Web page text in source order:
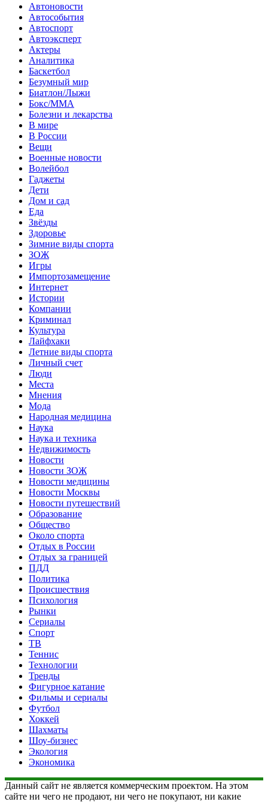
Автоновости
Автособытия
Автоспорт
Автоэксперт
Актеры
Аналитика
Баскетбол
Безумный мир
Биатлон/Лыжи
Бокс/MMA
Болезни и лекарства
В мире
В России
Вещи
Военные новости
Волейбол
Гаджеты
Дети
Дом и сад
Еда
Звёзды
Здоровье
Зимние виды спорта
ЗОЖ
Игры
Импортозамещение
Интернет
Истории
Компании
Криминал
Культура
Лайфхаки
Летние виды спорта
Личный счет
Люди
Места
Мнения
Мода
Народная медицина
Наука
Наука и техника
Недвижимость
Новости
Новости ЗОЖ
Новости медицины
Новости Москвы
Новости путешествий
Образование
Общество
Около спорта
Отдых в России
Отдых за границей
ПДД
Политика
Происшествия
Психология
Рынки
Сериалы
Спорт
ТВ
Теннис
Технологии
Тренды
Фигурное катание
Фильмы и сериалы
Футбол
Хоккей
Шахматы
Шоу-бизнес
Экология
Экономика
Данный сайт не является коммерческим проектом. На этом
сайте ни чего не продают, ни чего не покупают, ни какие